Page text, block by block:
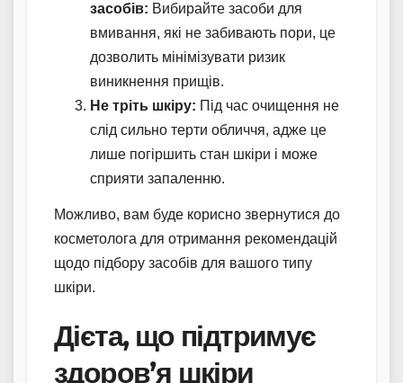
засобів: Вибирайте засоби для
вмивання, які не забивають пори, це
дозволить мінімізувати ризик
виникнення прищів.
Не тріть шкіру: Під час очищення не
слід сильно терти обличчя, адже це
лише погіршить стан шкіри і може
сприяти запаленню.
Можливо, вам буде корисно звернутися до
косметолога для отримання рекомендацій
щодо підбору засобів для вашого типу
шкіри.
Дієта, що підтримує
здоров’я шкіри